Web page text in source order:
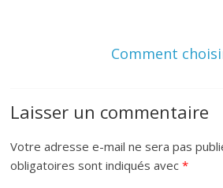
Comment
Laisser un commentaire
Votre adresse e-mail ne sera pas
obligatoires sont indiqués avec*